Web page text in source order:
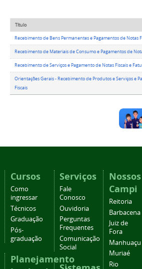
Título
Recebimento de Bens Permanentes e Pagamentos de Notas
Recebimento de Materiais de Consumo e Pagamentos de
Recebimento de Serviços e Pagamento de Notas Fiscais e
Orientações Gerais - Recebimento de Produtos e Serviços e
Fiscais
Cursos
Como
ingressar
Técnicos
Graduação
Pós-
graduação
Planejamento
Serviços
Fale
Conosco
Ouvidoria
Perguntas
Frequentes
Comunicação
Social
Nossos
Campi
Reitoria
Barbacena
Juiz de
Fora
Manhuaçu
Muriaé
Rio